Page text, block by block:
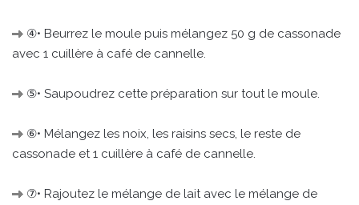
④• Beurrez le moule puis mélangez 50 g de cassonade
avec 1 cuillère à café de cannelle.
⑤• Saupoudrez cette préparation sur tout le moule.
⑥• Mélangez les noix, les raisins secs, le reste de
cassonade et 1 cuillère à café de cannelle.
⑦• Rajoutez le mélange de lait avec le mélange de